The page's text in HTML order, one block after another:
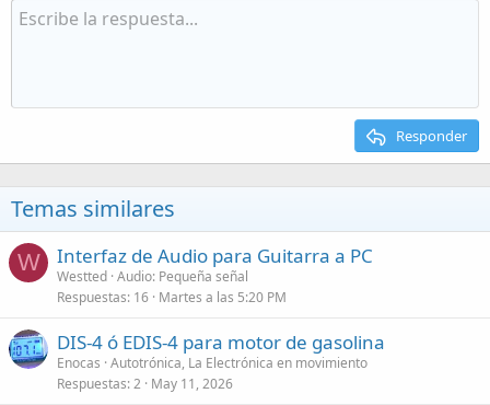
Responder
Temas similares
W Interfaz de Audio para Guitarra a PC
Westted Audio: Pequeña señal
Respuestas 16 Martes a las 5:20 PM
DIS-4 ó EDIS-4 para motor de gasolina
Enocas Autotrónica, La Electrónica en movimiento
Respuestas 2 May 11, 2026